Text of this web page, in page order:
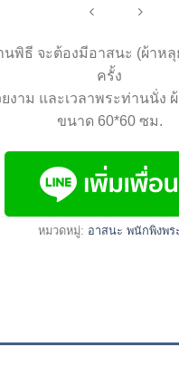
นพิธี จะต้องมีอาสนะ (ผ้าห
ครั้ง
งาม และเวลาพระท่านนั่ง
ขนาด 60*60 ซม.
หมวดหมู่: อาสนะ พนักพิงพร